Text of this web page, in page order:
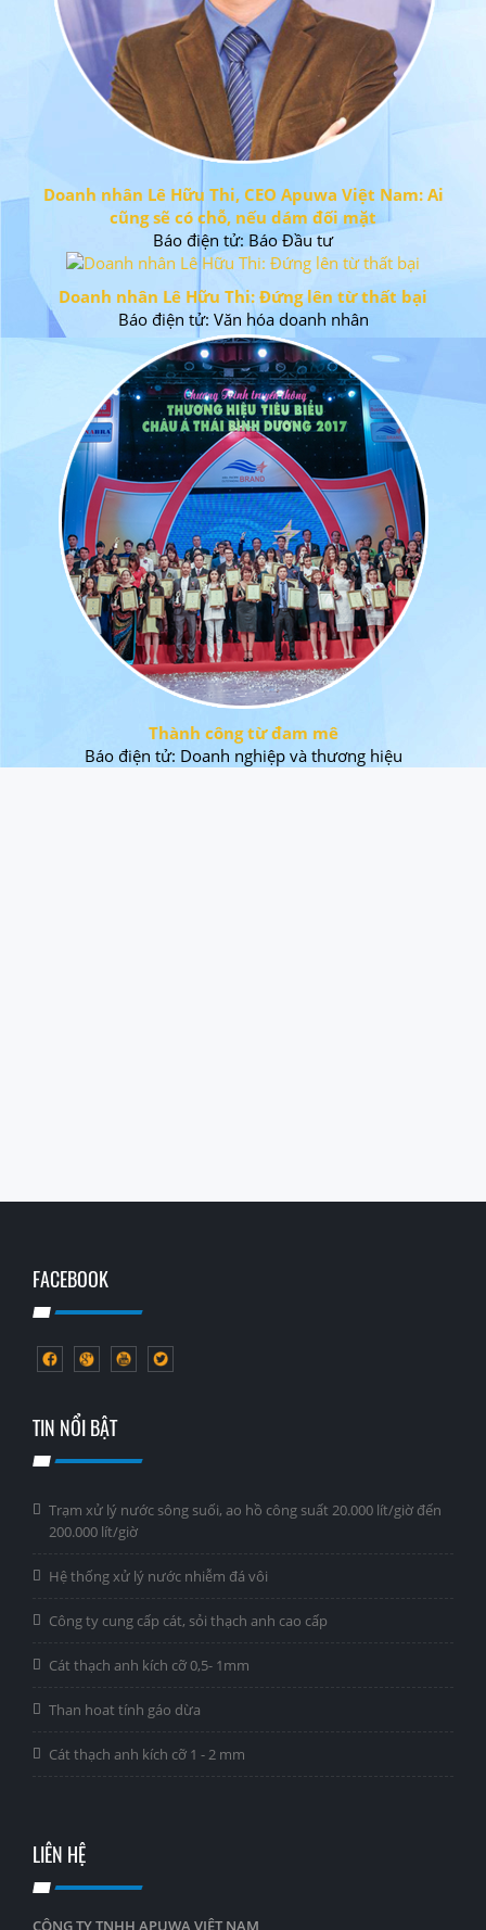
Doanh nhân Lê Hữu Thi, CEO Apuwa Việt Nam: Ai
cũng sẽ có chỗ, nếu dám đối mặt
Báo điện tử: Báo Đầu tư
Doanh nhân Lê Hữu Thi: Đứng lên từ thất bại
Báo điện tử: Văn hóa doanh nhân
Thành công từ đam mê
Báo điện tử: Doanh nghiệp và thương hiệu
FACEBOOK
TIN NỔI BẬT
Trạm xử lý nước sông suối, ao hồ công suất 20.000 lít/giờ đến
200.000 lít/giờ
Hệ thống xử lý nước nhiễm đá vôi
Công ty cung cấp cát, sỏi thạch anh cao cấp
Cát thạch anh kích cỡ 0,5- 1mm
Than hoat tính gáo dừa
Cát thạch anh kích cỡ 1 - 2 mm
LIÊN HỆ
CÔNG TY TNHH APUWA VIỆT NAM